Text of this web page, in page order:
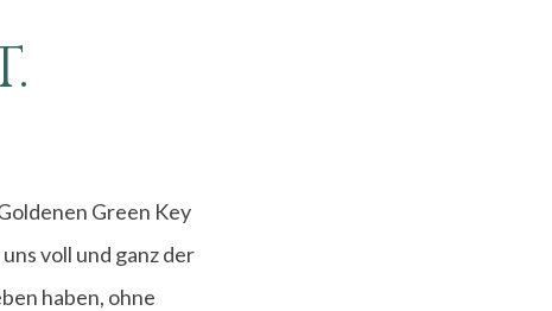
Green Key
voll und ganz der
haben, ohne